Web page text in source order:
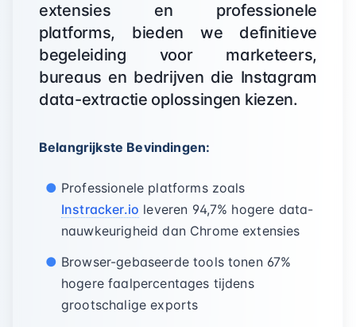
extensies en professionele
platforms, bieden we definitieve
begeleiding voor marketeers,
bureaus en bedrijven die Instagram
data-extractie oplossingen kiezen.
Belangrijkste Bevindingen:
Professionele platforms zoals
Instracker.io leveren 94,7% hogere data-
nauwkeurigheid dan Chrome extensies
Browser-gebaseerde tools tonen 67%
hogere faalpercentages tijdens
grootschalige exports